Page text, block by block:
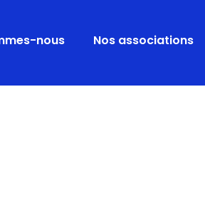
nous Nos associations